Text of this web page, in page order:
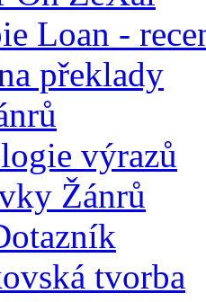
Loan -
překlady
výrazů
Žánrů
tvorba